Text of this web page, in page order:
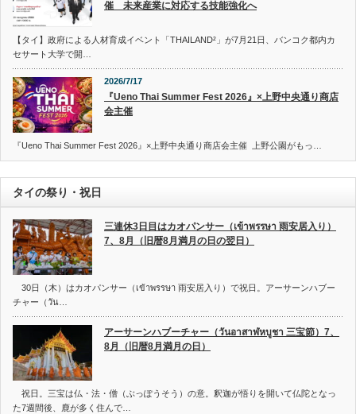
催 未来産業に対応する技能強化へ
【タイ】政府による人材育成イベント「THAILAND²」が7月21日、バンコク都内カ
セサート大学で開…
2026/7/17
『Ueno Thai Summer Fest 2026』×上野中央通り商店
会主催
『Ueno Thai Summer Fest 2026』×上野中央通り商店会主催 上野公園がもっ…
タイの祭り・祝日
三連休3日目はカオパンサー（เข้าพรรษา 雨安居入り）
7、8月（旧暦8月満月の日の翌日）
30日（木）はカオパンサー（เข้าพรรษา 雨安居入り）で祝日。アーサーンハブー
チャー（วัน…
アーサーンハブーチャー（วันอาสาฬหบูชา 三宝節）7、
8月（旧暦8月満月の日）
祝日。三宝は仏・法・僧（ぶっぽうそう）の意。釈迦が悟りを開いて仏陀となっ
た7週間後、鹿が多く住んで…